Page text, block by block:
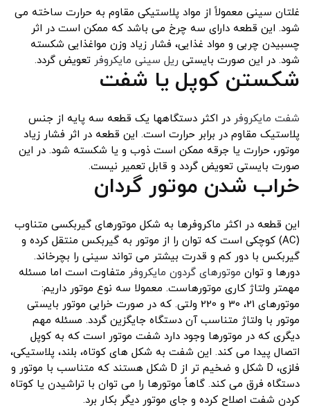
غلتان سینی معمولاً از مواد پلاستیکی مقاوم به حرارت ساخته می
شود. این قطعه دارای سه چرخ می باشد که ممکن است در اثر
چسبیدن چربی و مواد غذایی، فشار زیاد وزن مواغذایی شکسته
شود. در این صورت بایستی ریل سینی مایکروفر تعویض گردد.
شکستن کوپل یا شفت
شفت مایکروفر در اکثر دستگاهها یک قطعه سه پایه از جنس
پلاستیک مقاوم در برابر حرارت است. این قطعه در اثر فشار زیاد
موتور، حرارت یا جرقه ممکن است ذوب و یا شکسته شود. در این
صورت بایستی تعویض گردد و قابل تعمیر نیست.
خراب شدن موتور گردان
این قطعه در اکثر ماکروفرها به شکل موتورهای گیربکسی متناوب
(AC) کوچکی است که توان را از موتور به گیربکس منتقل کرده و
گیربکس با دور کم و قدرت بیشتر می تواند سینی را بچرخاند.
دورها و توان موتورهای گردون مایکروفر متفاوت است اما مسئله
مهمتر ولتاژ کاری موتورهاست. معمولا سه نوع موتور داریم:
موتورهای 21، 30 و 220 ولتی. که در صورت خرابی موتور بایستی
موتور با ولتاژ متناسب آن دستگاه جایگزین گردد. مسئله مهم
دیگری که در موتورها وجود دارد شفت موتور است که به کوپل
اتصال پیدا می کند. این شفت به شکل های کوتاه، بلند، پلاستیکی،
فلزی، D شکل و ضخیم تر از D شکل هستند که متناسب با موتور و
دستگاه فرق می کند. گاهاً موتورها را می توان با تراشیدن یا کوتاه
کردن شفت اصلاح کرده و جای موتور دیگر بکار برد.